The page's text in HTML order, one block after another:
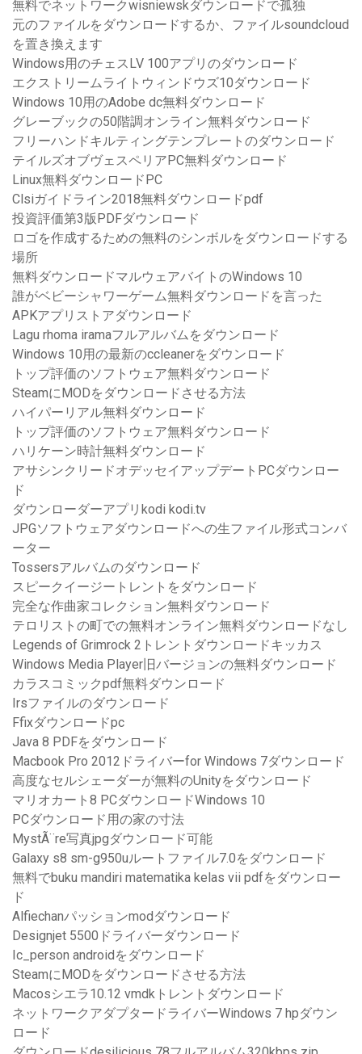
無料でネットワークwisniewskダウンロードで孤独
元のファイルをダウンロードするか、ファイルsoundcloud
を置き換えます
Windows用のチェスLV 100アプリのダウンロード
エクストリームライトウィンドウズ10ダウンロード
Windows 10用のAdobe dc無料ダウンロード
グレーブックの50階調オンライン無料ダウンロード
フリーハンドキルティングテンプレートのダウンロード
テイルズオブヴェスペリアPC無料ダウンロード
Linux無料ダウンロードPC
Clsiガイドライン2018無料ダウンロードpdf
投資評価第3版PDFダウンロード
ロゴを作成するための無料のシンボルをダウンロードする
場所
無料ダウンロードマルウェアバイトのWindows 10
誰がベビーシャワーゲーム無料ダウンロードを言った
APKアプリストアダウンロード
Lagu rhoma iramaフルアルバムをダウンロード
Windows 10用の最新のccleanerをダウンロード
トップ評価のソフトウェア無料ダウンロード
SteamにMODをダウンロードさせる方法
ハイパーリアル無料ダウンロード
トップ評価のソフトウェア無料ダウンロード
ハリケーン時計無料ダウンロード
アサシンクリードオデッセイアップデートPCダウンロー
ド
ダウンローダーアプリkodi kodi.tv
JPGソフトウェアダウンロードへの生ファイル形式コンバ
ーター
Tossersアルバムのダウンロード
スピークイージートレントをダウンロード
完全な作曲家コレクション無料ダウンロード
テロリストの町での無料オンライン無料ダウンロードなし
Legends of Grimrock 2トレントダウンロードキッカス
Windows Media Player旧バージョンの無料ダウンロード
カラスコミックpdf無料ダウンロード
Irsファイルのダウンロード
Ffixダウンロードpc
Java 8 PDFをダウンロード
Macbook Pro 2012ドライバーfor Windows 7ダウンロード
高度なセルシェーダーが無料のUnityをダウンロード
マリオカート8 PCダウンロードWindows 10
PCダウンロード用の家の寸法
MystÃ¨re写真jpgダウンロード可能
Galaxy s8 sm-g950uルートファイル7.0をダウンロード
無料でbuku mandiri matematika kelas vii pdfをダウンロー
ド
Alfiechanパッションmodダウンロード
Designjet 5500ドライバーダウンロード
Ic_person androidをダウンロード
SteamにMODをダウンロードさせる方法
Macosシエラ10.12 vmdkトレントダウンロード
ネットワークアダプタードライバーWindows 7 hpダウン
ロード